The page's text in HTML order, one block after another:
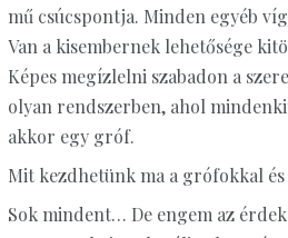
mű csúcspontja. Minden egyéb
Van a kisembernek lehetősége
Képes megízlelni szabadon a
olyan rendszerben, ahol
akkor egy gróf.
Mit kezdhetünk ma a grófokkal
Sok mindent… De engem az